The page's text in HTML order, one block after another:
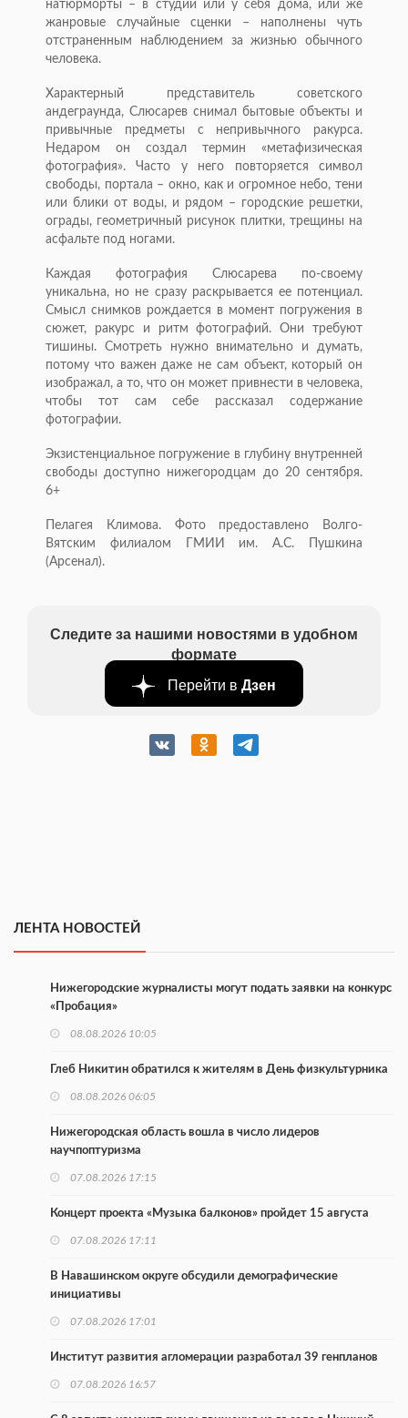
натюрморты – в студии или у себя дома, или же
жанровые случайные сценки – наполнены чуть
отстраненным наблюдением за жизнью обычного
человека.
Характерный представитель советского
андеграунда, Слюсарев снимал бытовые объекты и
привычные предметы с непривычного ракурса.
Недаром он создал термин «метафизическая
фотография». Часто у него повторяется символ
свободы, портала – окно, как и огромное небо, тени
или блики от воды, и рядом – городские решетки,
ограды, геометричный рисунок плитки, трещины на
асфальте под ногами.
Каждая фотография Слюсарева по-своему
уникальна, но не сразу раскрывается ее потенциал.
Смысл снимков рождается в момент погружения в
сюжет, ракурс и ритм фотографий. Они требуют
тишины. Смотреть нужно внимательно и думать,
потому что важен даже не сам объект, который он
изображал, а то, что он может привнести в человека,
чтобы тот сам себе рассказал содержание
фотографии.
Экзистенциальное погружение в глубину внутренней
свободы доступно нижегородцам до 20 сентября.
6+
Пелагея Климова. Фото предоставлено Волго-
Вятским филиалом ГМИИ им. А.С. Пушкина
(Арсенал).
Следите за нашими новостями в удобном
формате
Перейти в Дзен
ЛЕНТА НОВОСТЕЙ
Нижегородские журналисты могут подать заявки на конкурс
«Пробация»
08.08.2026 10:05
Глеб Никитин обратился к жителям в День физкультурника
08.08.2026 06:05
Нижегородская область вошла в число лидеров
научпоптуризма
07.08.2026 17:15
Концерт проекта «Музыка балконов» пройдет 15 августа
07.08.2026 17:11
В Навашинском округе обсудили демографические
инициативы
07.08.2026 17:01
Институт развития агломерации разработал 39 генпланов
07.08.2026 16:57